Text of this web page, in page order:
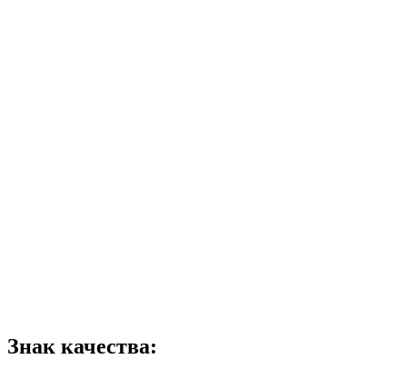
Знак качества: